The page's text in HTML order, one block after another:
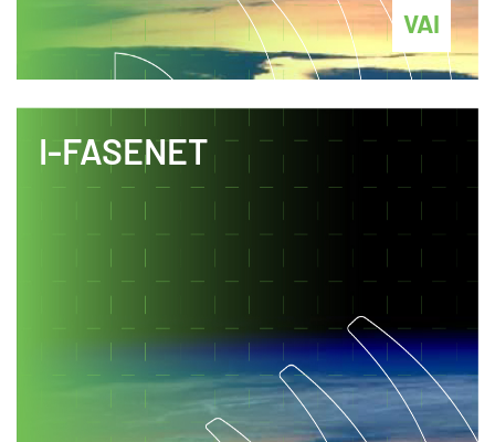
VAI
I-FASENET